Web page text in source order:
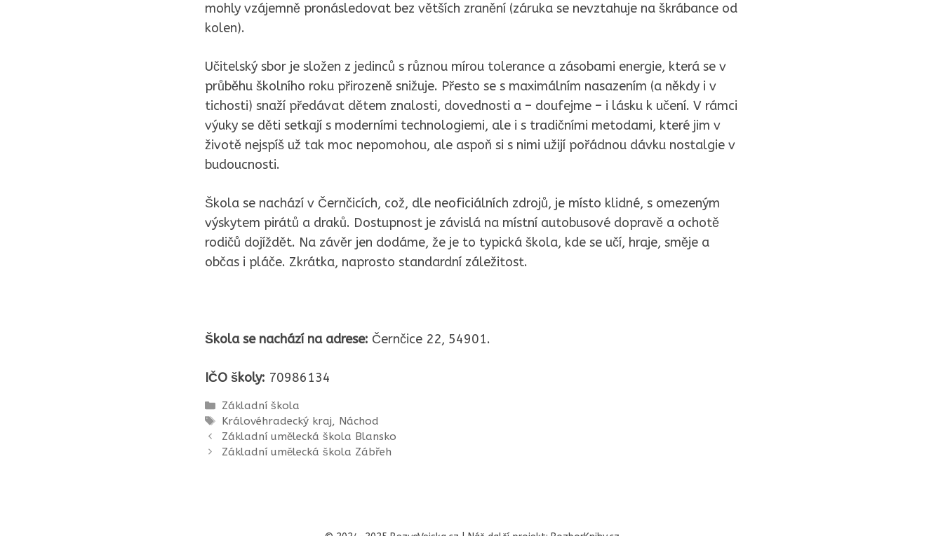
mohly vzájemně pronásledovat bez větších zranění (záruka se nevztahuje na škrábance od
kolen).
Učitelský sbor je složen z jedinců s různou mírou tolerance a zásobami energie, která se v
průběhu školního roku přirozeně snižuje. Přesto se s maximálním nasazením (a někdy i v
tichosti) snaží předávat dětem znalosti, dovednosti a – doufejme – i lásku k učení. V rámci
výuky se děti setkají s moderními technologiemi, ale i s tradičními metodami, které jim v
životě nejspíš už tak moc nepomohou, ale aspoň si s nimi užijí pořádnou dávku nostalgie v
budoucnosti.
Škola se nachází v Černčicích, což, dle neoficiálních zdrojů, je místo klidné, s omezeným
výskytem pirátů a draků. Dostupnost je závislá na místní autobusové dopravě a ochotě
rodičů dojíždět. Na závěr jen dodáme, že je to typická škola, kde se učí, hraje, směje a
občas i pláče. Zkrátka, naprosto standardní záležitost.
Škola se nachází na adrese: Černčice 22, 54901.
IČO školy: 70986134
Rubriky
Základní škola
Štítky
Královéhradecký kraj, Náchod
Základní umělecká škola Blansko
Základní umělecká škola Zábřeh